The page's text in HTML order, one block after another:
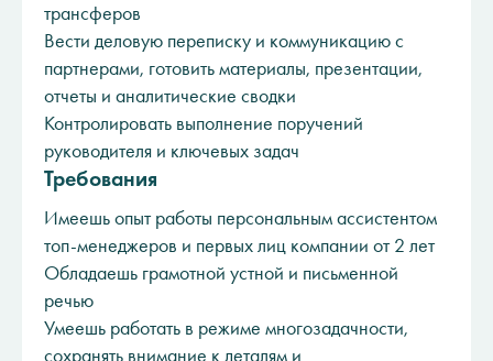
трансферов
Вести деловую переписку и коммуникацию с
партнерами, готовить материалы, презентации,
отчеты и аналитические сводки
Контролировать выполнение поручений
руководителя и ключевых задач
Требования
Имеешь опыт работы персональным ассистентом
топ-менеджеров и первых лиц компании от 2 лет
Обладаешь грамотной устной и письменной
речью
Умеешь работать в режиме многозадачности,
сохранять внимание к деталям и